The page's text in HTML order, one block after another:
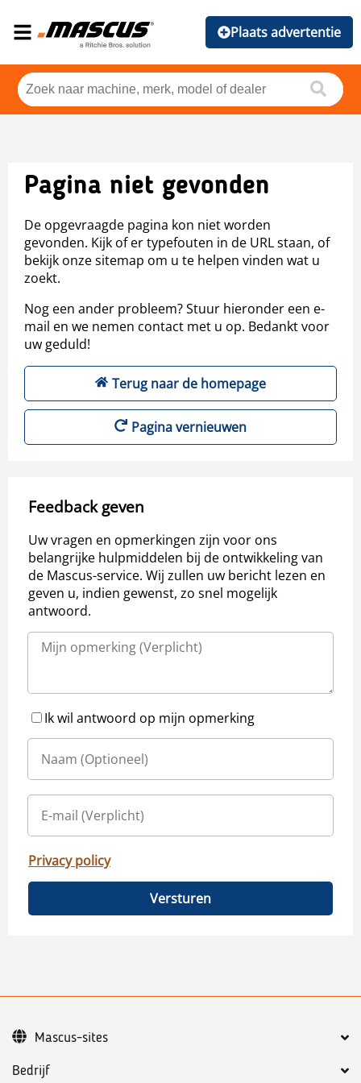
Plaats advertentie
Pagina niet gevonden
De opgevraagde pagina kon niet worden
gevonden. Kijk of er typefouten in de URL staan, of
bekijk onze sitemap om u te helpen vinden wat u
zoekt.
Nog een ander probleem? Stuur hieronder een e-
mail en we nemen contact met u op. Bedankt voor
uw geduld!
Terug naar de homepage
Pagina vernieuwen
Feedback geven
Uw vragen en opmerkingen zijn voor ons
belangrijke hulpmiddelen bij de ontwikkeling van
de Mascus-service. Wij zullen uw bericht lezen en
geven u, indien gewenst, zo snel mogelijk
antwoord.
Ik wil antwoord op mijn opmerking
Privacy policy
Versturen
Bedrijf
Mascus-sites